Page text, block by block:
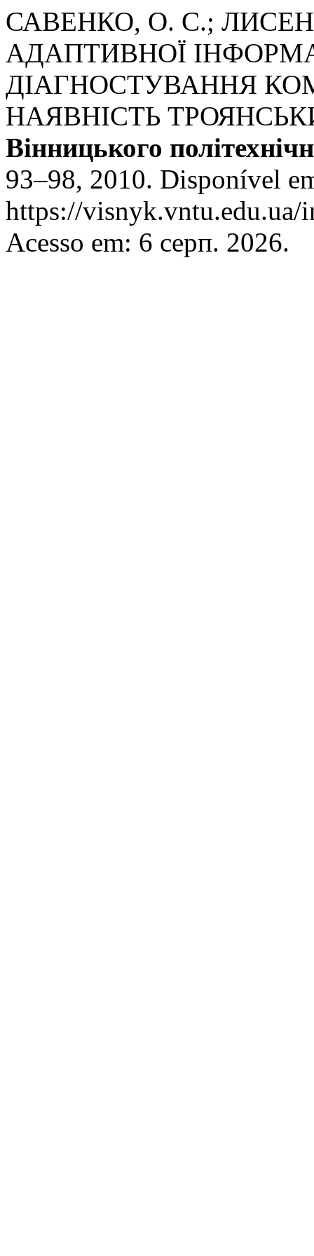
САВЕНКО, О. С.;
АДАПТИВНОЇ
ДІАГНОСТУВАННЯ
НАЯВНІСТЬ
Вінницького
93–98, 2010. Disponível
https://
Acesso em: 6 серп. 2026.